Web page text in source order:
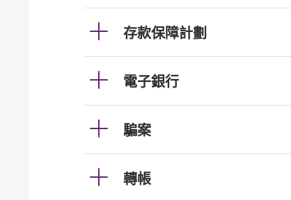
存款保障計劃
電子銀行
騙案
轉帳